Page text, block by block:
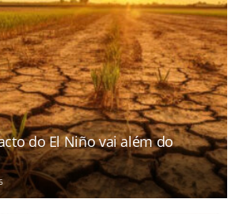
do El Niño vai além do